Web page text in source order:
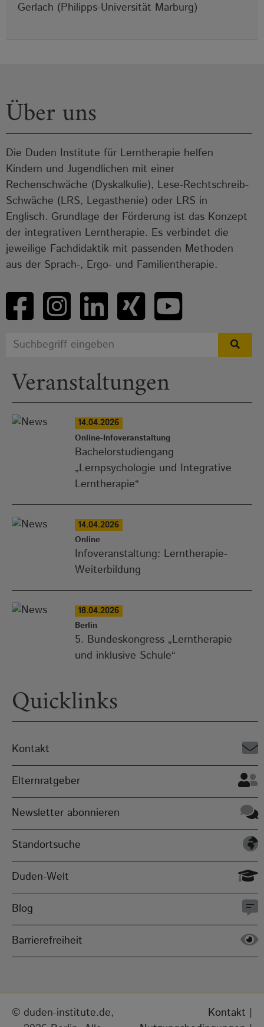
Gerlach (Philipps-Universität Marburg)
Über uns
Die Duden Institute für Lerntherapie helfen
Kindern und Jugendlichen mit einer
Rechenschwäche (Dyskalkulie), Lese-Rechtschreib-
Schwäche (LRS, Legasthenie) oder LRS in
Englisch. Grundlage der Förderung ist das Konzept
der integrativen Lerntherapie. Es verbindet die
jeweilige Fachdidaktik mit passenden Methoden
aus der Sprach-, Ergo- und Familientherapie.
Veranstaltungen
14.04.2026
Online-Infoveranstaltung
Bachelorstudiengang
„Lernpsychologie und Integrative
Lerntherapie“
14.04.2026
Online
Infoveranstaltung: Lerntherapie-
Weiterbildung
18.04.2026
Berlin
5. Bundeskongress „Lerntherapie
und inklusive Schule“
Quicklinks
Kontakt
Elternratgeber
Newsletter abonnieren
Standortsuche
Duden-Welt
Blog
Barrierefreiheit
duden-institute.de,
Kontakt |